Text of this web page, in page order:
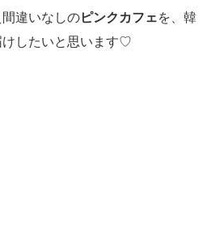
違いなしのピンクカフェを、韓
けしたいと思います♡